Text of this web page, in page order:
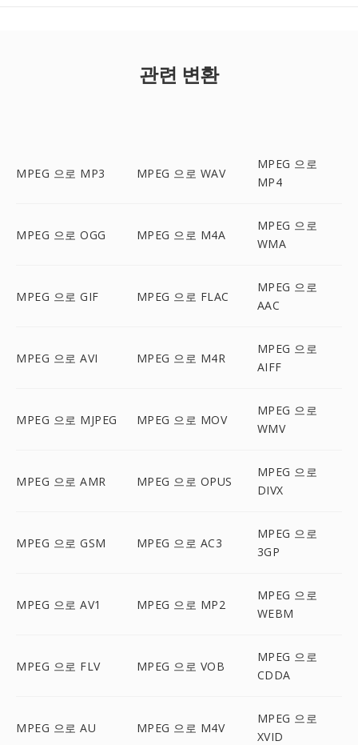
관련 변환
MPEG 으로 MP3 MPEG 으로 WAV
MPEG 으로
MP4
MPEG 으로 OGG MPEG 으로 M4A
MPEG 으로
WMA
MPEG 으로 GIF MPEG 으로 FLAC
MPEG 으로
AAC
MPEG 으로 AVI MPEG 으로 M4R
MPEG 으로
AIFF
MPEG 으로 MJPEG MPEG 으로 MOV
MPEG 으로
WMV
MPEG 으로 AMR MPEG 으로 OPUS
MPEG 으로
DIVX
MPEG 으로 GSM MPEG 으로 AC3
MPEG 으로
3GP
MPEG 으로 AV1 MPEG 으로 MP2
MPEG 으로
WEBM
MPEG 으로 FLV MPEG 으로 VOB
MPEG 으로
CDDA
MPEG 으로 AU MPEG 으로 M4V
MPEG 으로
XVID